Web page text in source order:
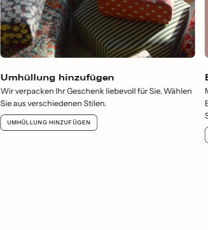
Umhüllung hinzufügen
Wir verpacken Ihr Geschenk liebevoll für Sie. Wählen
Sie aus verschiedenen Stilen.
UMHÜLLUNG HINZUFÜGEN